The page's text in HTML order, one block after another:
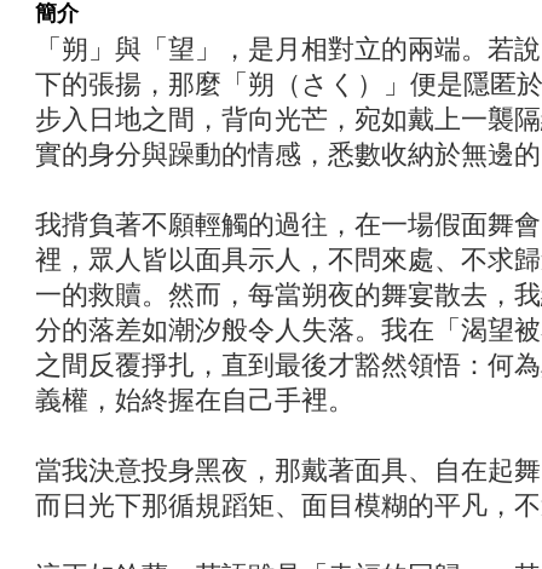
簡介
「朔」與「望」，是月相對立的兩端。若
下的張揚，那麼「朔（さく）」便是隱匿
步入日地之間，背向光芒，宛如戴上一襲
實的身分與躁動的情感，悉數收納於無邊
我揹負著不願輕觸的過往，在一場假面舞
裡，眾人皆以面具示人，不問來處、不求
一的救贖。然而，每當朔夜的舞宴散去，
分的落差如潮汐般令人失落。我在「渴望
之間反覆掙扎，直到最後才豁然領悟：何
義權，始終握在自己手裡。
當我決意投身黑夜，那戴著面具、自在起
而日光下那循規蹈矩、面目模糊的平凡，